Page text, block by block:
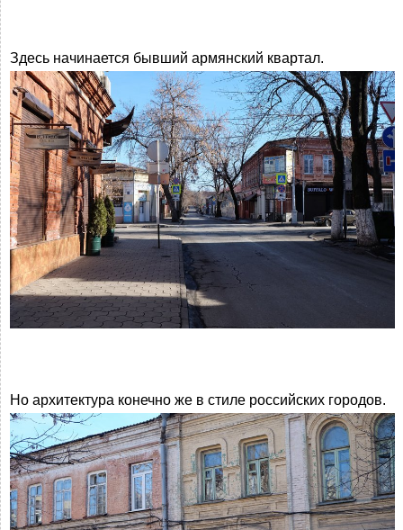
Здесь начинается бывший армянский квартал.
Но архитектура конечно же в стиле российских городов.